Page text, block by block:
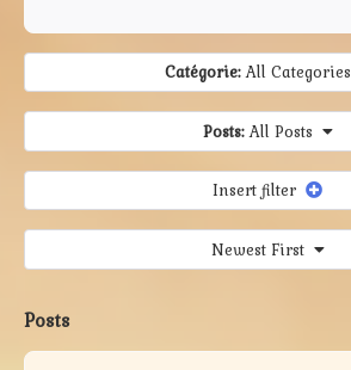
Catégorie: All Categories
Posts: All Posts
Insert filter
Newest First
Posts